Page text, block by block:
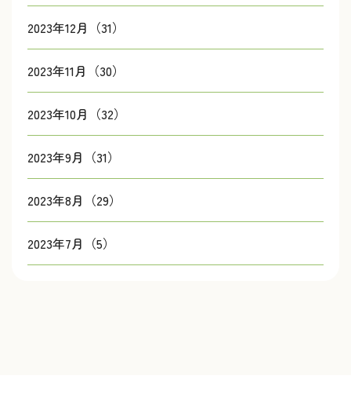
2023年12月（31）
2023年11月（30）
2023年10月（32）
2023年9月（31）
2023年8月（29）
2023年7月（5）